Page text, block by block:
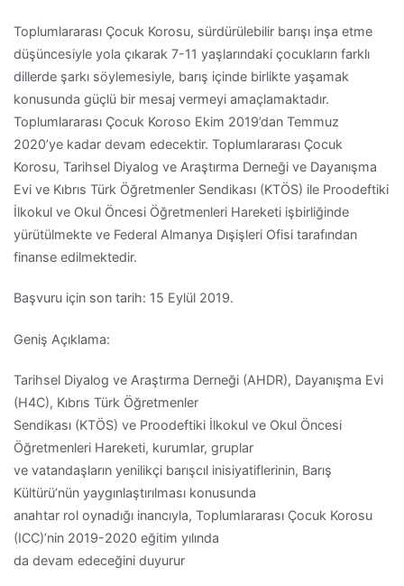
Toplumlararası Çocuk Korosu, sürdürülebilir barışı inşa etme
düşüncesiyle yola çıkarak 7-11 yaşlarındaki çocukların farklı
dillerde şarkı söylemesiyle, barış içinde birlikte yaşamak
konusunda güçlü bir mesaj vermeyi amaçlamaktadır.
Toplumlararası Çocuk Koroso Ekim 2019’dan Temmuz
2020’ye kadar devam edecektir. Toplumlararası Çocuk
Korosu, Tarihsel Diyalog ve Araştırma Derneği ve Dayanışma
Evi ve Kıbrıs Türk Öğretmenler Sendikası (KTÖS) ile Proodeftiki
İlkokul ve Okul Öncesi Öğretmenleri Hareketi işbirliğinde
yürütülmekte ve Federal Almanya Dışişleri Ofisi tarafından
finanse edilmektedir.
Başvuru için son tarih: 15 Eylül 2019.
Geniş Açıklama:
Tarihsel Diyalog ve Araştırma Derneği (AHDR), Dayanışma Evi
(H4C), Kıbrıs Türk Öğretmenler
Sendikası (KTÖS) ve Proodeftiki İlkokul ve Okul Öncesi
Öğretmenleri Hareketi, kurumlar, gruplar
ve vatandaşların yenilikçi barışcıl inisiyatiflerinin, Barış
Kültürü’nün yaygınlaştırılması konusunda
anahtar rol oynadığı inancıyla, Toplumlararası Çocuk Korosu
(ICC)’nin 2019-2020 eğitim yılında
da devam edeceğini duyurur